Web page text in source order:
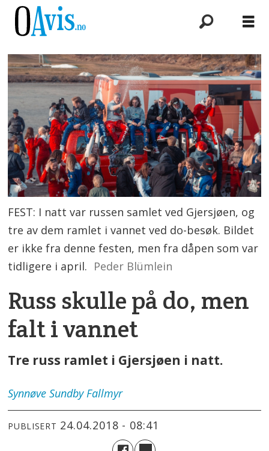
FEST: I natt var russen samlet ved Gjersjøen, og
tre av dem ramlet i vannet ved do-besøk. Bildet
er ikke fra denne festen, men fra dåpen som var
tidligere i april. Peder Blümlein
Russ skulle på do, men
falt i vannet
Tre russ ramlet i Gjersjøen i natt.
Synnøve Sundby Fallmyr
PUBLISERT 24.04.2018 - 08:41